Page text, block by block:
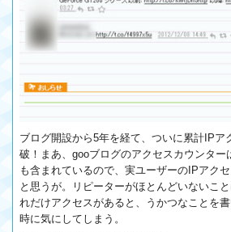
ブログ開設から5年を経て、ついに累計IPア
破！まあ、gooブログのアクセスカウンター
も含まれているので、実ユーザーのIPアク
と思うが。リピーターがほとんどいないこ
れだけアクセスがあると、うかつなことを
時に気にしてしまう。